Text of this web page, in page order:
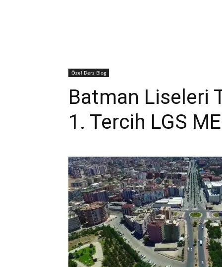
Özel Ders Blog
Batman Liseleri
1. Tercih LGS